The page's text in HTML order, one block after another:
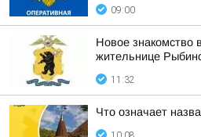
09:00
Новое знакомство
жительнице
11:32
Что означает